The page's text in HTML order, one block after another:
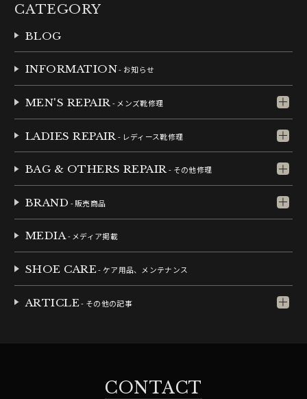
CATEGORY
BLOG
INFORMATION- お知らせ
MEN'S REPAIR- メンズ靴修理
LADIES REPAIR - レディース靴修理
BAG & OTHERS REPAIR- その他修理
BRAND - 販売商品
MEDIA- メディア掲載
SHOE CARE- ケア用品、メンテナンス
ARTICLE- その他の記事
CONTACT